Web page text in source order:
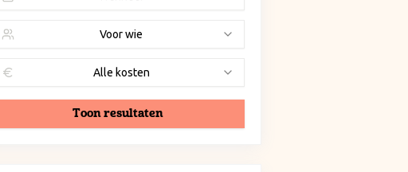
Voor wie
Alle kosten
Toon resultaten